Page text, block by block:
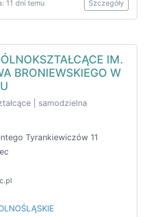
11 dni temu Szczegóły
IM.
BRONIEWSKIEGO W
| samodzielna
Tyrankiewiczów 11